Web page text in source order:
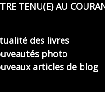
TENU(E) AU
des livres
photo
articles de blog